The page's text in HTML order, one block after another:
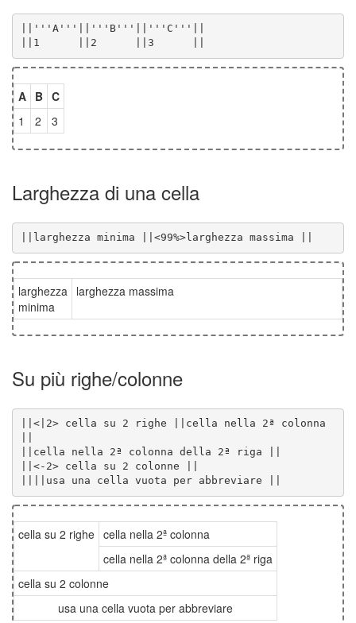
||1      ||2      ||3      ||
A B C
1
2 3
Larghezza di una cella
||larghezza minima ||<99%>larghezza massima ||
larghezza
minima
larghezza massima
Su più righe/colonne
||<|2> cella su 2 righe ||cella nella 2ª colonna
||||usa una cella vuota per abbreviare ||
cella su 2 righe cella nella 2ª colonna
cella nella 2ª colonna della 2ª riga
cella su 2 colonne
usa una cella vuota per abbreviare